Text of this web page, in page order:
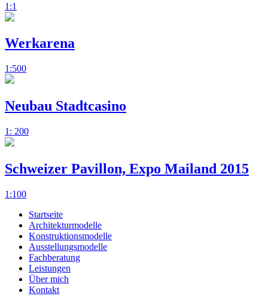
1:1
Werkarena
1:500
Neubau Stadtcasino
1: 200
Schweizer Pavillon, Expo Mailand 2015
1:100
Startseite
Architekturmodelle
Konstruktionsmodelle
Ausstellungsmodelle
Fachberatung
Leistungen
Über mich
Kontakt